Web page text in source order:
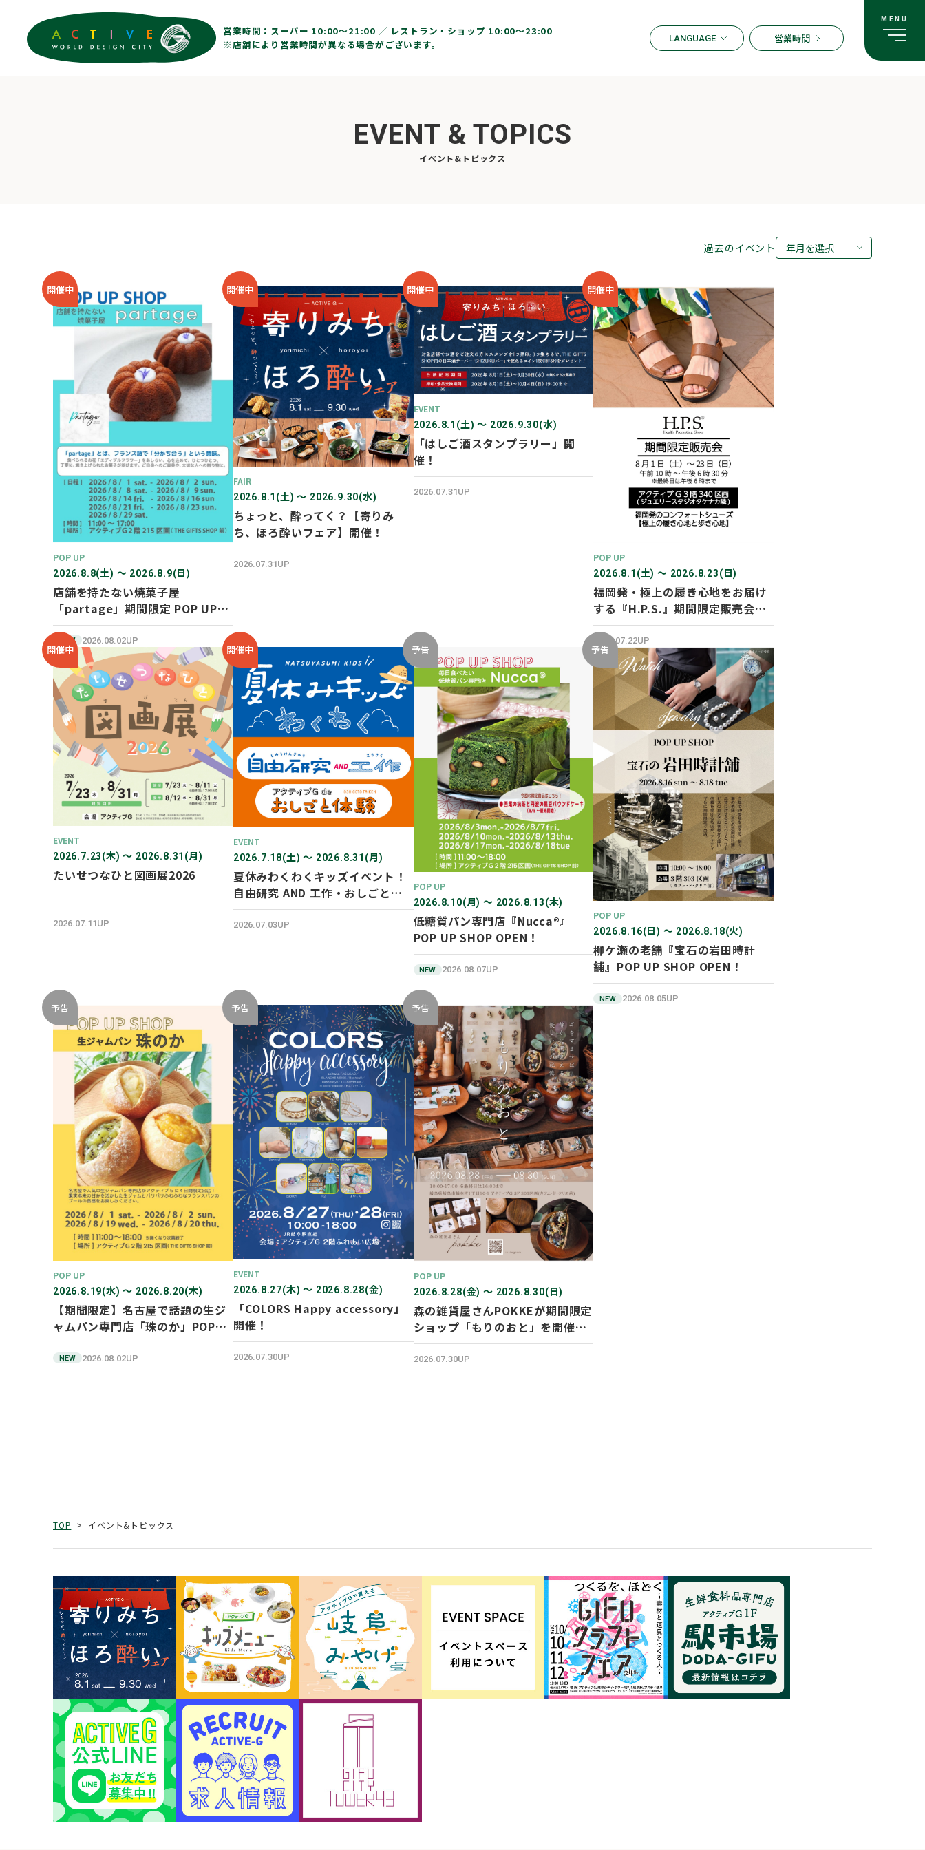
営業時間： スーパー 10:00〜21:00 ／ レストラン・ショップ 10:00～23:00
※店舗により営業時間が異なる場合がございます。
LANGUAGE 営業時間
EVENT & TOPICS
イベント&トピックス
過去のイベント
年月を選択
開催中
POP UP
2026.8.8(土) 〜 2026.8.9(日)
店舗を持たない焼菓子屋
「partage」期間限定 POP UP
SHOP オープン！
NEW 2026.08.02UP
開催中
FAIR
2026.8.1(土) 〜 2026.9.30(水)
ちょっと、酔ってく？【寄りみ
ち、ほろ酔いフェア】開催！
2026.07.31UP
開催中
EVENT
2026.8.1(土) 〜 2026.9.30(水)
「はしご酒スタンプラリー」開
催！
2026.07.31UP
開催中
POP UP
2026.8.1(土) 〜 2026.8.23(日)
福岡発・極上の履き心地をお届け
する『H.P.S.』期間限定販売会を
開催✨
2026.07.22UP
開催中
EVENT
2026.7.23(木) 〜 2026.8.31(月)
たいせつなひと図画展2026
2026.07.11UP
開催中
EVENT
2026.7.18(土) 〜 2026.8.31(月)
夏休みわくわくキッズイベント！
自由研究 AND 工作・おしごと体
験！
2026.07.03UP
予告
POP UP
2026.8.10(月) 〜 2026.8.13(木)
低糖質パン専門店『Nucca®』
POP UP SHOP OPEN！
NEW 2026.08.07UP
予告
POP UP
2026.8.16(日) 〜 2026.8.18(火)
柳ケ瀬の老舗『宝石の岩田時計
舗』POP UP SHOP OPEN！
NEW 2026.08.05UP
予告
POP UP
2026.8.19(水) 〜 2026.8.20(木)
【期間限定】名古屋で話題の生ジ
ャムパン専門店「珠のか」POP
UP SHOP
NEW 2026.08.02UP
予告
EVENT
2026.8.27(木) 〜 2026.8.28(金)
「COLORS Happy accessory」
開催！
2026.07.30UP
予告
POP UP
2026.8.28(金) 〜 2026.8.30(日)
森の雑貨屋さんPOKKEが期間限定
ショップ「もりのおと」を開催し
ます！
2026.07.30UP
TOP イベント&トピックス